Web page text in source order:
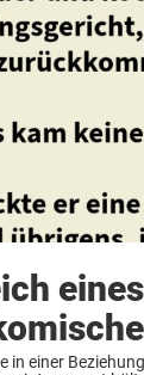
in einer